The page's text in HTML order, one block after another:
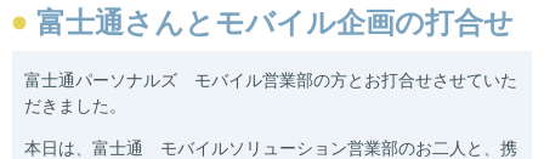
富士通さんとモバイル企画の打合せ
富士通パーソナルズ モバイル営業部の方とお打合せさせていた
だきました。
本日は、富士通 モバイルソリューション営業部のお二人と、携